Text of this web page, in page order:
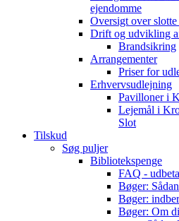
ejendomme
Oversigt over
Drift og udvikling
Brandsikring
Arrangementer
Priser for
Erhvervsudlejning
Pavilloner i
Lejemål i
Slot
Tilskud
Søg puljer
Bibliotekspenge
FAQ -
Bøger:
Bøger:
Bøger: Om